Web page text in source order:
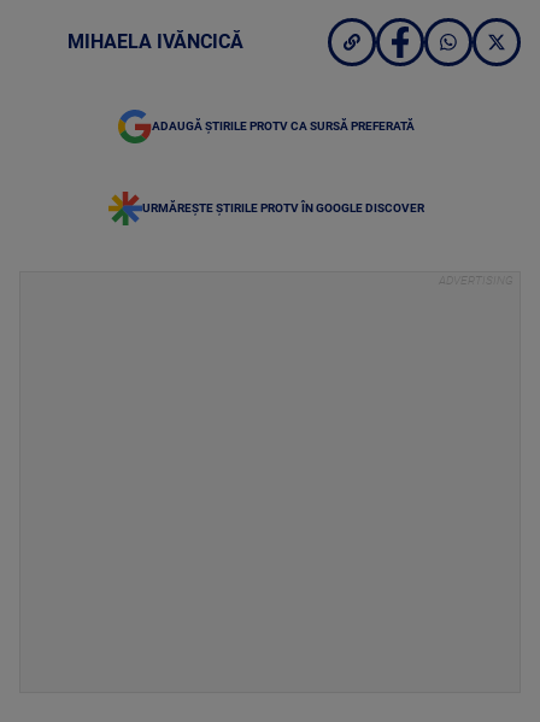
MIHAELA IVĂNCICĂ
ADAUGĂ ȘTIRILE PROTV CA SURSĂ PREFERATĂ
URMĂREȘTE ȘTIRILE PROTV ÎN GOOGLE DISCOVER